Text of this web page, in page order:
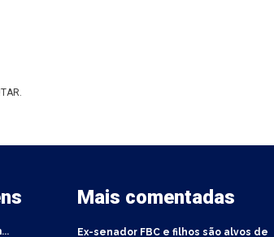
Mais comentadas
Ex-senador FBC e filhos são alvos de